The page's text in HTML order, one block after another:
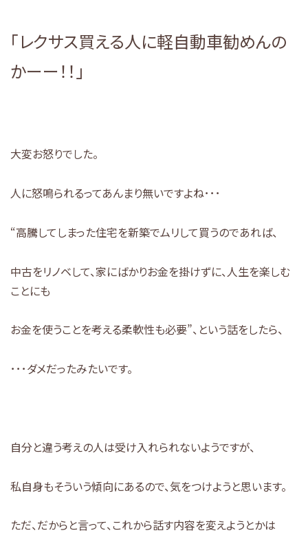
「レクサス買える人に軽自動車勧めんの
かーー！！」
大変お怒りでした。
人に怒鳴られるってあんまり無いですよね･･･
“高騰してしまった住宅を新築でムリして買うのであれば、
中古をリノベして、家にばかりお金を掛けずに、人生を楽しむ
ことにも
お金を使うことを考える柔軟性も必要”、という話をしたら、
･･･ダメだったみたいです。
自分と違う考えの人は受け入れられないようですが、
私自身もそういう傾向にあるので、気をつけようと思います。
ただ、だからと言って、これから話す内容を変えようとかは